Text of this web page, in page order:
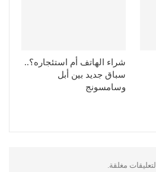
شراء الهاتف أم استئجاره؟..
سباق جديد بين أبل
وسامسونج
التعليقات مغلقة.